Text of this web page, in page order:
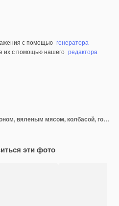
с помощью генератора
их с помощью нашего редактора
Антипасто блюдо с беконом, вяленым мясом, колбасой, голубым сыром и виноградом
эти фото